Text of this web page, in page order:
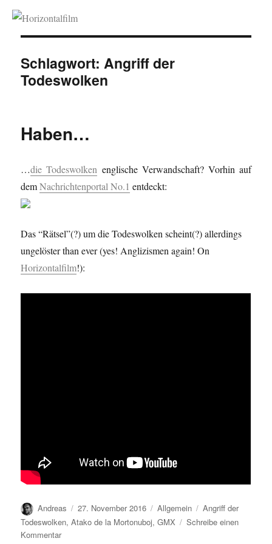
Horizontalfilm
Schlagwort:Angriff der
Todeswolken
Haben…
…die Todeswolken englische Verwandschaft? Vorhin auf
demNachrichtenportal No.1 entdeckt:
Das “Rätsel”(?) um die Todeswolken scheint(?) allerdings
ungelöster than ever (yes! Anglizismen again! On
Horizontalfilm!):
Autor
Andreas
Veröffentlicht
am
27. November 2016 Kategorien
Allgemein Schlagwörter
Angriff der
Todeswolken,Atako de la Mortonuboj,GMX
Schreibe einen
Kommentarzu